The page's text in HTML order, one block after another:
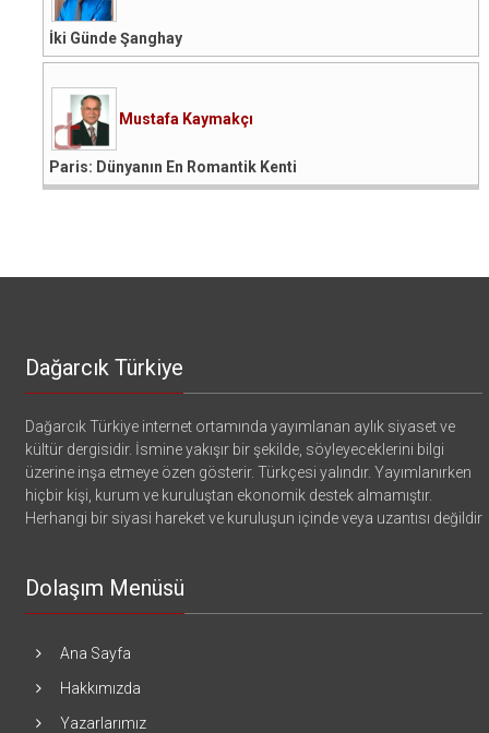
İki Günde Şanghay
Mustafa Kaymakçı
Paris: Dünyanın En Romantik Kenti
Dağarcık Türkiye
Dağarcık Türkiye internet ortamında yayımlanan aylık siyaset ve
kültür dergisidir. İsmine yakışır bir şekilde, söyleyeceklerini bilgi
üzerine inşa etmeye özen gösterir. Türkçesi yalındır. Yayımlanırken
hiçbir kişi, kurum ve kuruluştan ekonomik destek almamıştır.
Herhangi bir siyasi hareket ve kuruluşun içinde veya uzantısı değildir
Dolaşım Menüsü
Ana Sayfa
Hakkımızda
Yazarlarımız